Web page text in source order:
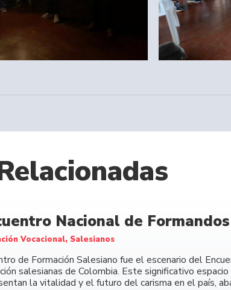
Nacional de
Vocacional, Salesianos
de Formación Salesiano fue el escenario del
salesianas de Colombia. Este significativo
la vitalidad y el futuro del carisma en el país,